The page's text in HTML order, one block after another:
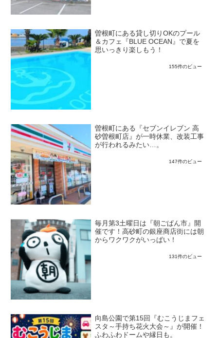
曽根町にある貸し切りOKのプール
＆カフェ『BLUE OCEAN』で夏を
思いっきり楽しもう！
155件のビュー
曽根町にある『セブンイレブン 高
砂曽根町店』が一時休業、改装工事
が行われるみたい…。
147件のビュー
毎月第3土曜日は『朝ごぱん市』開
催です！高砂町の銀座商店街には朝
からワクワクがいっぱい！
131件のビュー
向島公園で第15回『むこうじまフェ
スタ～手持ち花火大会～』が開催！
ふわふわドームや縁日も。